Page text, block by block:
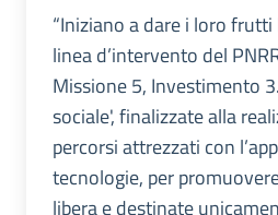
“Iniziano a dare i loro
linea d’intervento del
Missione 5, Investimento
sociale', finalizzate alla
percorsi attrezzati con
tecnologie, per
libera e destinate